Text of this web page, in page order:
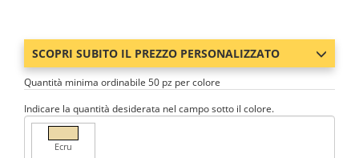
SCOPRI SUBITO IL PREZZO PERSONALIZZATO
Quantità minima ordinabile 50 pz per colore
Indicare la quantità desiderata nel campo sotto il colore.
Ecru